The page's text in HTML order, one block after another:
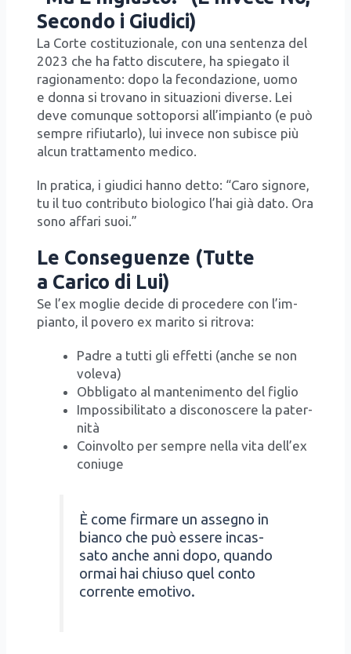
Secondo i Giudici)
La Cor­te costi­tu­zio­na­le, con una sen­ten­za del
2023 che ha fat­to discu­te­re, ha spie­ga­to il
ragio­na­men­to: dopo la fecon­da­zio­ne, uomo
e don­na si tro­va­no in situa­zio­ni diver­se. Lei
deve comun­que sot­to­por­si all’im­pian­to (e può
sem­pre rifiu­tar­lo), lui inve­ce non subi­sce più
alcun trat­ta­men­to medi­co.
In pra­ti­ca, i giu­di­ci han­no det­to: “Caro signo­re,
tu il tuo con­tri­bu­to bio­lo­gi­co l’hai già dato. Ora
sono affa­ri suoi.”
Le Conseguenze (Tutte
a Carico di Lui)
Se l’ex moglie deci­de di pro­ce­de­re con l’im­
pian­to, il pove­ro ex mari­to si ritro­va:
Padre a tut­ti gli effet­ti (anche se non
vole­va)
Obbli­ga­to al man­te­ni­men­to del figlio
Impos­si­bi­li­ta­to a disco­no­sce­re la pater­
ni­tà
Coin­vol­to per sem­pre nel­la vita del­l’ex
coniu­ge
È come fir­ma­re un asse­gno in
bian­co che può esse­re incas­
sa­to anche anni dopo, quan­do
ormai hai chiu­so quel con­to
cor­ren­te emo­ti­vo.